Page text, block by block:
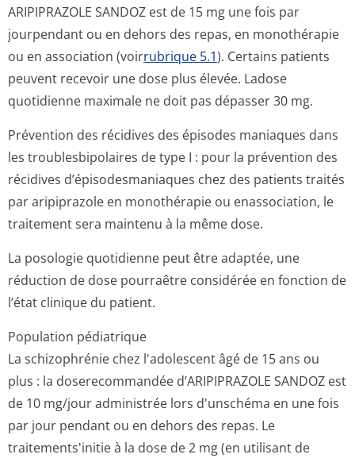
ARIPIPRAZOLE SANDOZ est de 15 mg une fois par
jourpendant ou en dehors des repas, en monothérapie
ou en association (voirrubrique 5.1). Certains patients
peuvent recevoir une dose plus élevée. Ladose
quotidienne maximale ne doit pas dépasser 30 mg.
Prévention des récidives des épisodes maniaques dans
les troublesbipolaires de type I : pour la prévention des
récidives d’épisodesmaniaques chez des patients traités
par aripiprazole en monothérapie ou enassociation, le
traitement sera maintenu à la même dose.
La posologie quotidienne peut être adaptée, une
réduction de dose pourraêtre considérée en fonction de
l’état clinique du patient.
Population pédiatrique
La schizophrénie chez l'adolescent âgé de 15 ans ou
plus : la doserecommandée d’ARIPIPRAZOLE SANDOZ est
de 10 mg/jour administrée lors d'unschéma en une fois
par jour pendant ou en dehors des repas. Le
traitements'initie à la dose de 2 mg (en utilisant de